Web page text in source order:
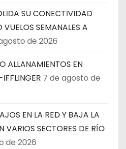
SU CONECTIVIDAD
SEMANALES A
de 2026
ALLANAMIENTOS EN
7 de agosto de
EN LA RED Y BAJA LA
VARIOS SECTORES DE RÍO
de 2026